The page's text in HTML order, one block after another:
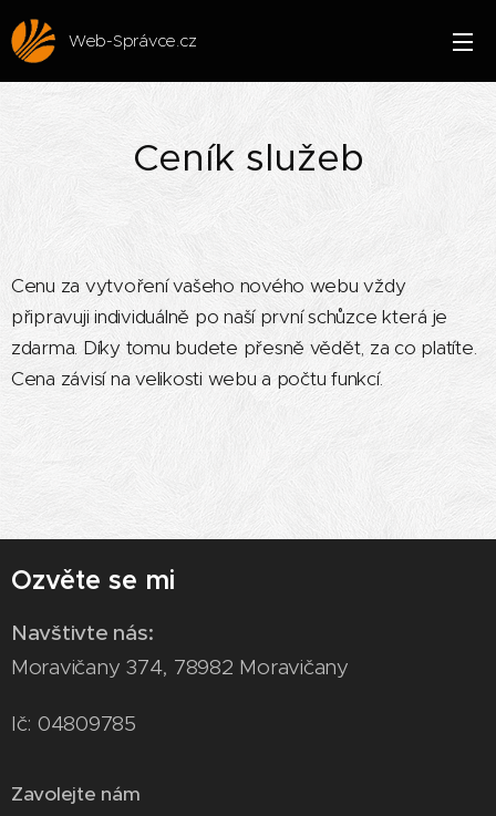
Web-Správce.cz
Ceník služeb
Cenu za vytvoření vašeho nového webu vždy
připravuji individuálně po naší první schůzce která je
zdarma. Díky tomu budete přesně vědět, za co platíte.
Cena závisí na velikosti webu a počtu funkcí.
Ozvěte se mi
Navštivte nás:
Moravičany 374, 78982 Moravičany
Ič: 04809785
Zavolejte nám